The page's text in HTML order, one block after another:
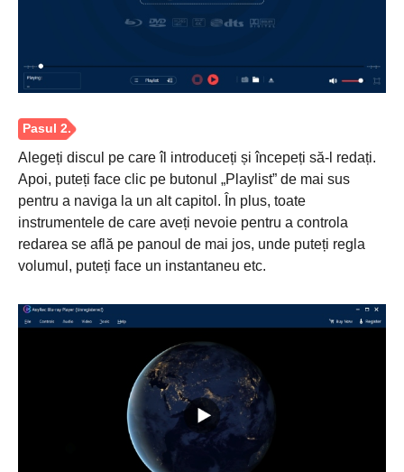
Alegeți discul pe care îl introduceți și începeți să-l redați.
Apoi, puteți face clic pe butonul „Playlist” de mai sus
pentru a naviga la un alt capitol. În plus, toate
instrumentele de care aveți nevoie pentru a controla
redarea se află pe panoul de mai jos, unde puteți regla
volumul, puteți face un instantaneu etc.